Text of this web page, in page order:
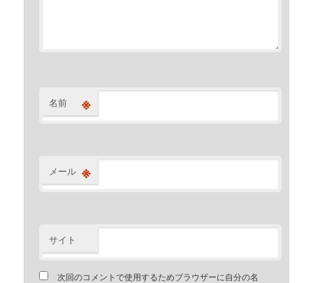
名前 ※
メール ※
サイト
次回のコメントで使用するためブラウザーに自分の名